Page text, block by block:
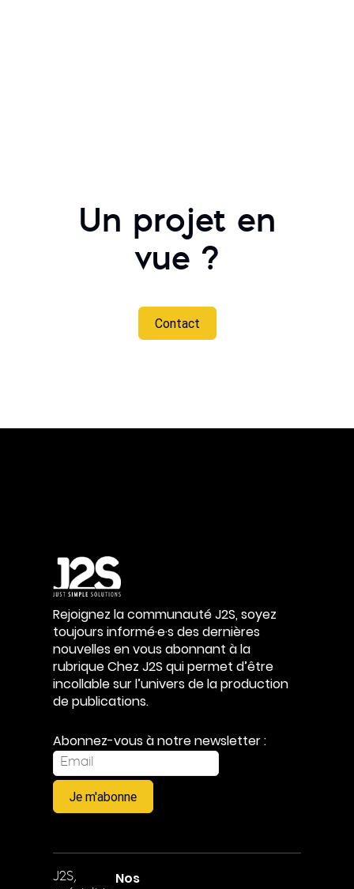
Un projet en
vue ?
Contact
Rejoignez la communauté J2S, soyez
toujours informé·e·s des dernières
nouvelles en vous abonnant à la
rubrique Chez J2S qui permet d’être
incollable sur l’univers de la production
de publications.
Abonnez-vous à notre newsletter :
Je m'abonne
J2S,
Nos